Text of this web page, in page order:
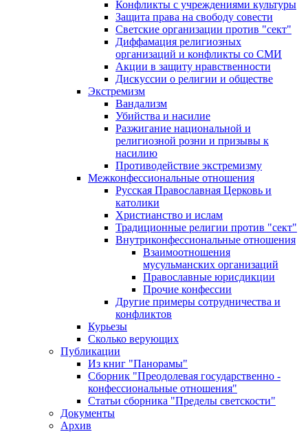
Конфликты с учреждениями культуры
Защита права на свободу совести
Светские организации против "сект"
Диффамация религиозных
организаций и конфликты со СМИ
Акции в защиту нравственности
Дискуссии о религии и обществе
Экстремизм
Вандализм
Убийства и насилие
Разжигание национальной и
религиозной розни и призывы к
насилию
Противодействие экстремизму
Межконфессиональные отношения
Русская Православная Церковь и
католики
Христианство и ислам
Традиционные религии против "сект"
Внутриконфессиональные отношения
Взаимоотношения
мусульманских организаций
Православные юрисдикции
Прочие конфессии
Другие примеры сотрудничества и
конфликтов
Курьезы
Сколько верующих
Публикации
Из книг "Панорамы"
Сборник "Преодолевая государственно -
конфессиональные отношения"
Статьи сборника "Пределы светскости"
Документы
Архив